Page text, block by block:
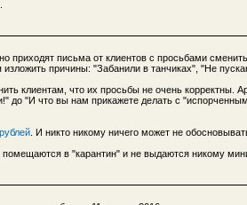
приходят письма от клиентов с просьбами
изложить причины: "Забанили в танчиках", "Не
клиентам, что их просьбы не очень корректны.
до "И что вы нам прикажете делать с
. И никто никому ничего может не
в "карантин" и не выдаются никому